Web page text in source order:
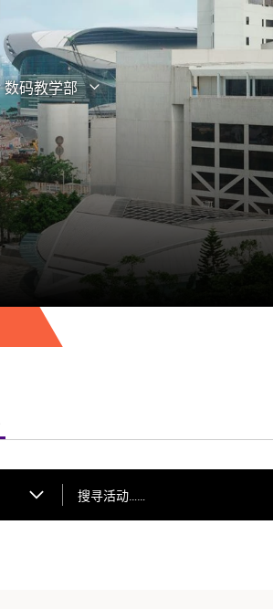
数码教学部 打开子菜单
关闭子菜单
搜寻活动……